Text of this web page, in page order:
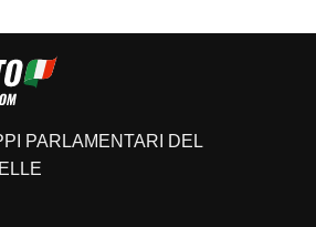
PARLAMENTARI DEL